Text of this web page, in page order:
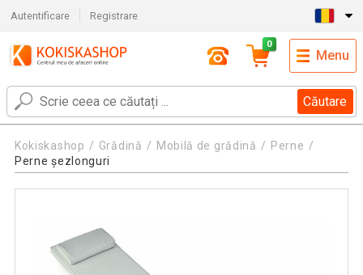
Autentificare Registrare
Căutare
0
Menu
Kokiskashop Grădină Mobilă de grădină
Perne
Perne șezlonguri